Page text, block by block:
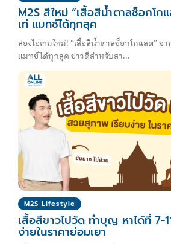
M2S สีใหม่ “เสื้อสีน้ำตาลช็อกโก
เท่ แมทช์ได้ทุกลุค
ส่องไอเทมใหม่! “เสื้อสีน้ำตาลช็อกโกแลต” จา
แมทช์ได้ทุกลุค ข่าวดีสำหรับสา...
M2S Lifestyle
เสื้อสีขาวไปวัด ทำบุญ หาได้ที่
ง่ายในราคาย่อมเยา